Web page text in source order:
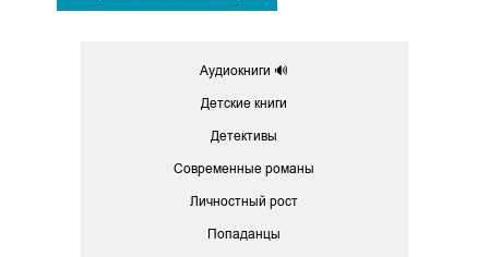
Аудиокниги 🔊
Детские книги
Детективы
Современные романы
Личностный рост
Попаданцы